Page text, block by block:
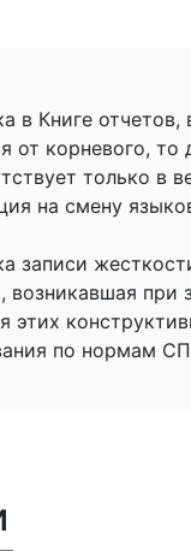
в Книге
от корневого,
только в
на смену
записи
возникавшая при
этих
по нормам СП